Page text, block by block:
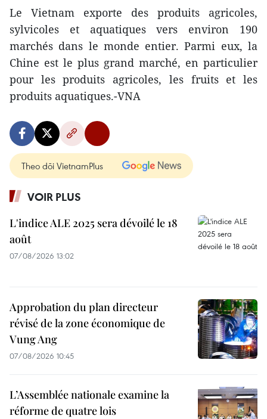
Le Vietnam exporte des produits agricoles,
sylvicoles et aquatiques vers environ 190
marchés dans le monde entier. Parmi eux, la
Chine est le plus grand marché, en particulier
pour les produits agricoles, les fruits et les
produits aquatiques.-VNA
Theo dõi VietnamPlus
VOIR PLUS
L'indice ALE 2025 sera dévoilé le 18
août
07/08/2026 13:02
Approbation du plan directeur
révisé de la zone économique de
Vung Ang
07/08/2026 10:45
L’Assemblée nationale examine la
réforme de quatre lois